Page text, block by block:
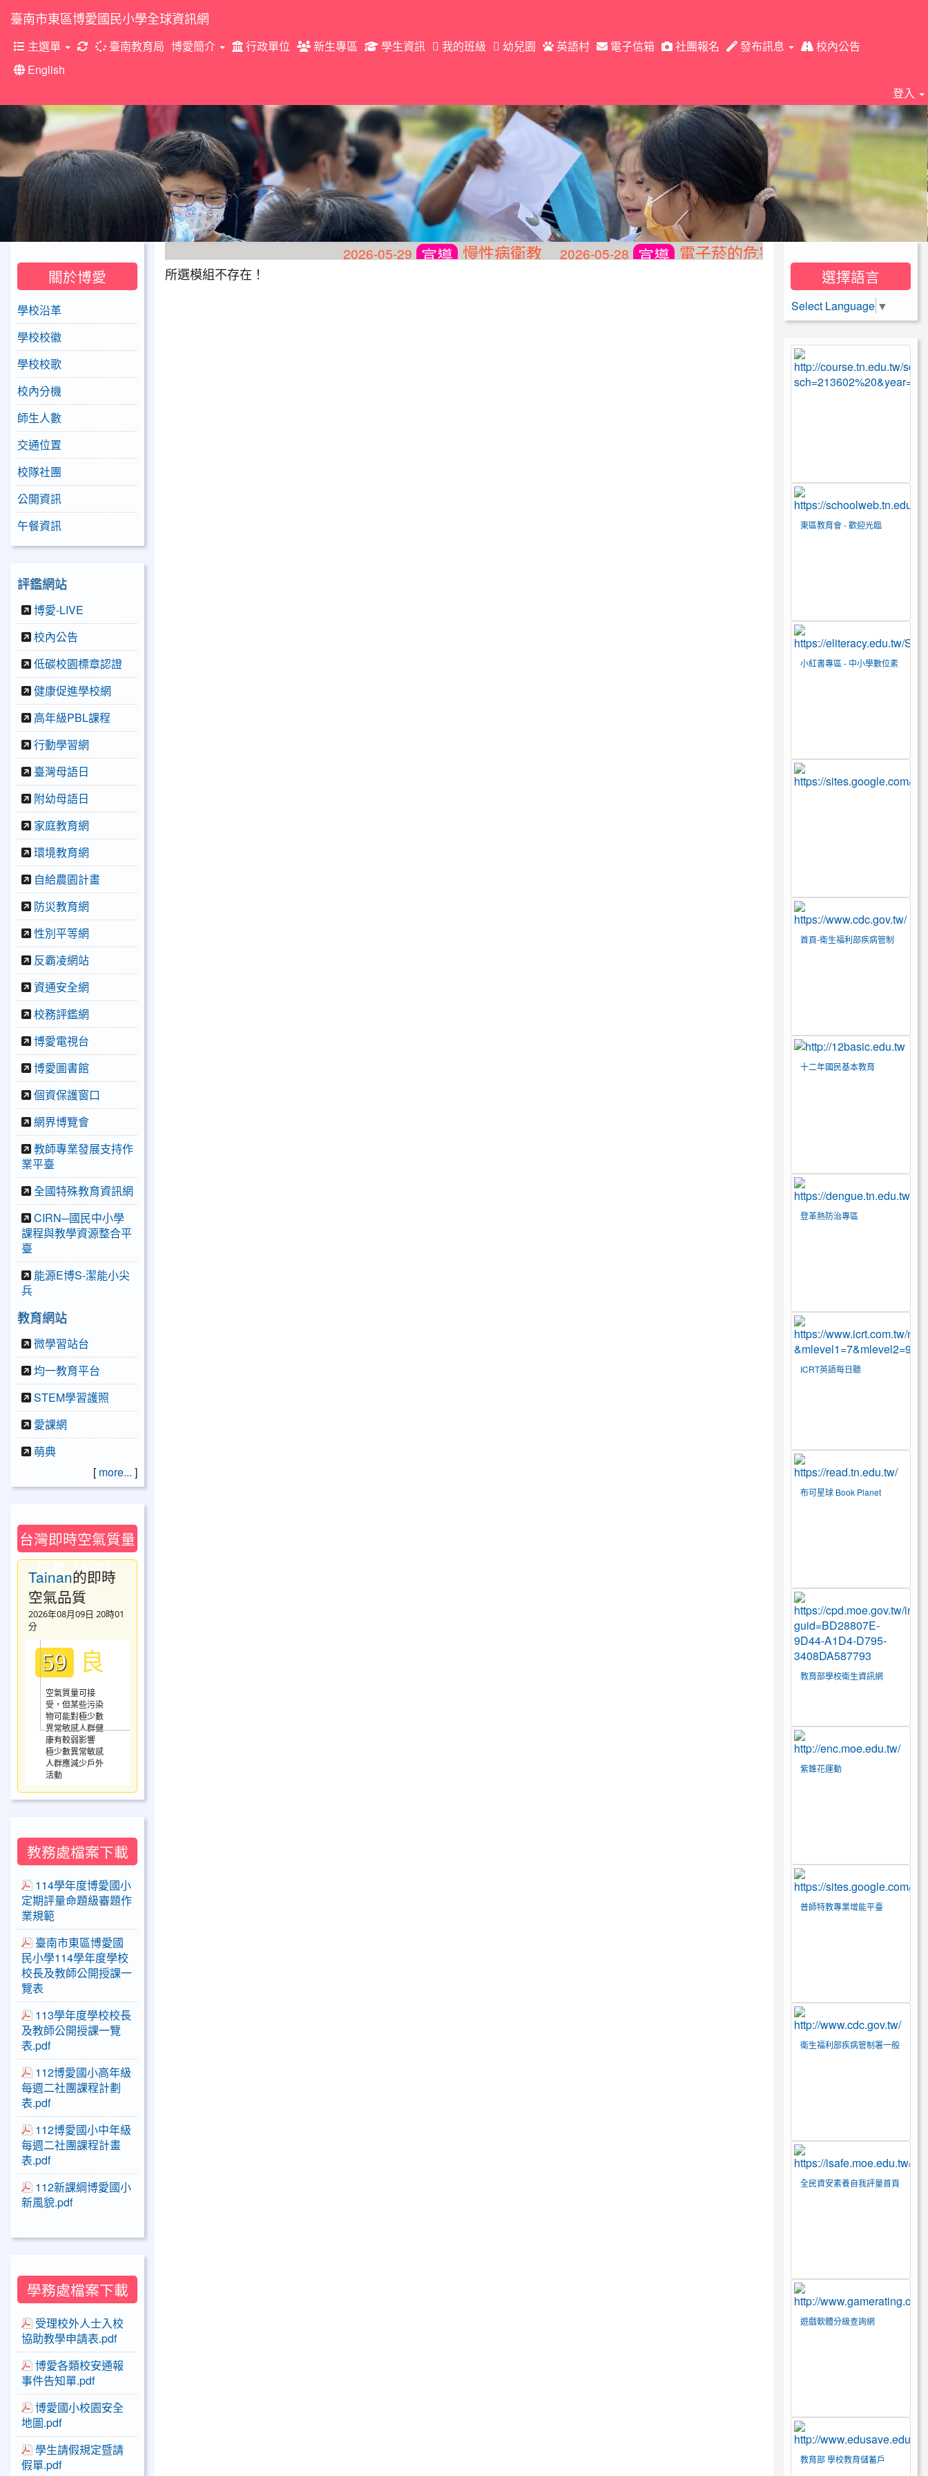
臺南市東區博愛國民小學全球資訊網
主選單 重新取得佈景設定
臺南教育局 博愛簡介 行政單位 新生專區 學生資訊 我的班級 幼兒園 英語村 電子信箱 社團報名 發布訊息
校內公告
English
登入
2026-05-29 宣導 慢性病衛教 2026-05-28 宣導 電子菸的危害 2026-05-28
所選模組不存在！
關於博愛
學校沿革
學校校徽
學校校歌
校內分機
師生人數
交通位置
校隊社團
公開資訊
午餐資訊
評鑑網站
博愛-LIVE
校內公告
低碳校園標章認證
健康促進學校網
高年級PBL課程
行動學習網
臺灣母語日
附幼母語日
家庭教育網
環境教育網
自給農園計畫
防災教育網
性別平等網
反霸凌網站
資通安全網
校務評鑑網
博愛電視台
博愛圖書館
個資保護窗口
網界博覽會
教師專業發展支持作
業平臺
全國特殊教育資訊網
CIRN─國民中小學
課程與教學資源整合平
臺
能源E博S-潔能小尖
兵
教育網站
微學習站台
均一教育平台
STEM學習護照
愛課網
萌典
[ more... ]
台灣即時空氣質量
指數（AQI）
Tainan的即時
空氣品質
2026年08月09日 20時01
分
59 良
空氣質量可接
受，但某些污染
物可能對極少數
異常敏感人群健
康有較弱影響
極少數異常敏感
人群應減少戶外
活動
教務處檔案下載
114學年度博愛國小
定期評量命題級審題作
業規範
臺南市東區博愛國
民小學114學年度學校
校長及教師公開授課一
覽表
113學年度學校校長
及教師公開授課一覽
表.pdf
112博愛國小高年級
每週二社團課程計劃
表.pdf
112博愛國小中年級
每週二社團課程計畫
表.pdf
112新課綱博愛國小
新風貌.pdf
學務處檔案下載
受理校外人士入校
協助教學申請表.pdf
博愛各類校安通報
事件告知單.pdf
博愛國小校園安全
地圖.pdf
學生請假規定暨請
假單.pdf
選擇語言
Select Language ▼
東區教育會 - 歡迎光臨
小紅書專區 - 中小學數位素
首頁-衛生福利部疾病管制
十二年國民基本教育
登革熱防治專區
ICRT英語每日聽
布可星球 Book Planet
教育部學校衛生資訊網
紫錐花運動
普師特教專業增能平臺
衛生福利部疾病管制署一般
全民資安素養自我評量首頁
遊戲軟體分級查詢網
教育部 學校教育儲蓄戶